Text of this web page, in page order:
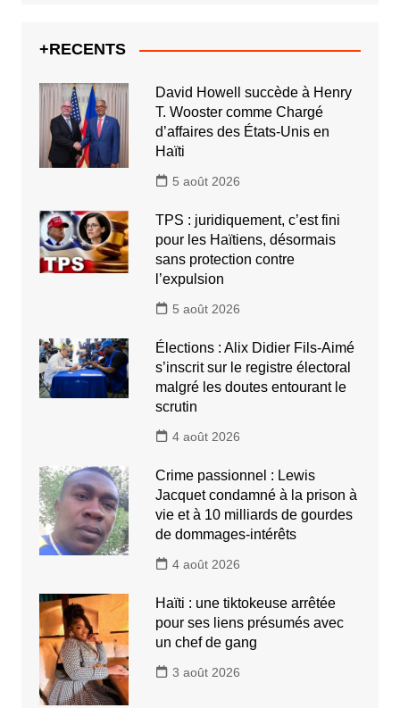
+RECENTS
David Howell succède à Henry
T. Wooster comme Chargé
d’affaires des États-Unis en
Haïti
5 août 2026
TPS : juridiquement, c’est fini
pour les Haïtiens, désormais
sans protection contre
l’expulsion
5 août 2026
Élections : Alix Didier Fils-Aimé
s’inscrit sur le registre électoral
malgré les doutes entourant le
scrutin
4 août 2026
Crime passionnel : Lewis
Jacquet condamné à la prison à
vie et à 10 milliards de gourdes
de dommages-intérêts
4 août 2026
Haïti : une tiktokeuse arrêtée
pour ses liens présumés avec
un chef de gang
3 août 2026